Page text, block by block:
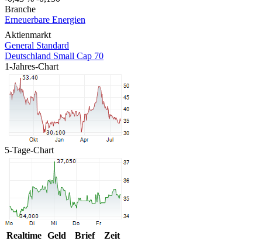
Branche
Erneuerbare Energien
Aktienmarkt
General Standard
Deutschland Small Cap 70
1-Jahres-Chart
5-Tage-Chart
Realtime Geld Brief
Zeit